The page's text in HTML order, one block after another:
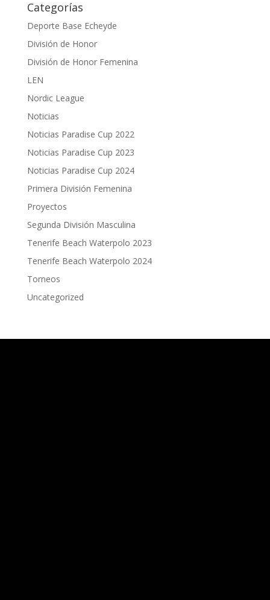
Categorías
Deporte Base Echeyde
División de Honor
División de Honor Femenina
LEN
Nordic League
Noticias
Noticias Paradise Cup 2022
Noticias Paradise Cup 2023
Noticias Paradise Cup 2024
Primera División Femenina
Proyectos
Segunda División Masculina
Tenerife Beach Waterpolo 2023
Tenerife Beach Waterpolo 2024
Torneos
Uncategorized